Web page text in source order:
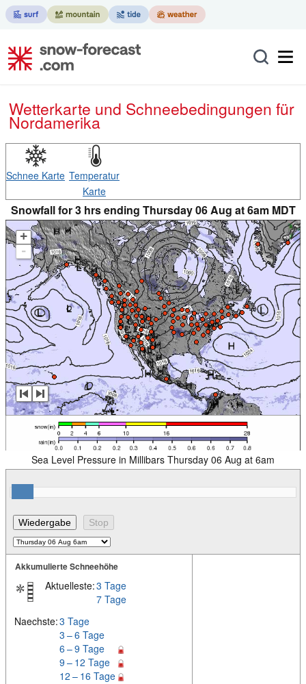
Wetterkarte und Schneebedingungen für
Nordamerika
Schnee Karte Temperatur
Karte
Snowfall for 3 hrs ending Thursday 06 Aug at 6am MDT
+
-
Sea Level Pressure in Millibars Thursday 06 Aug at 6am
Akkumulierte Schneehöhe
Aktuelleste:3 Tage
7 Tage
Naechste:3 Tage
3 – 6 Tage
6 – 9 Tage
9 – 12 Tage
12 – 16 Tage